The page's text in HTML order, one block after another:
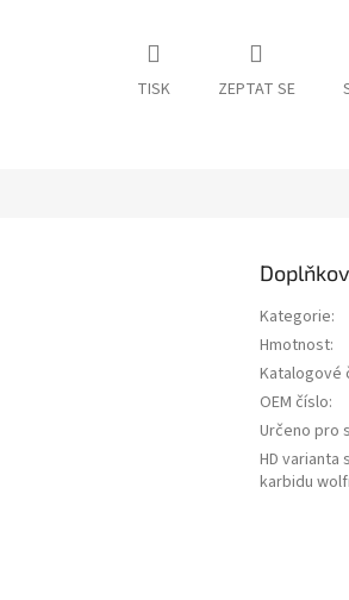
TISK ZEPTAT SE
Kategorie:
Hmotnost:
Katalogové
OEM číslo:
Určeno pro
HD varianta
karbidu